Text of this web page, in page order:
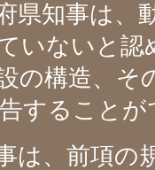
知事は、
いないと
の構造、そ
することが
は、前項の